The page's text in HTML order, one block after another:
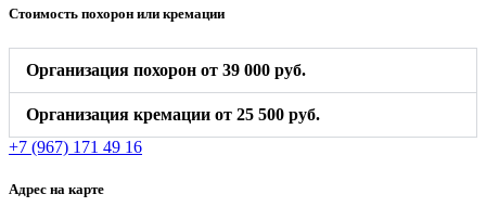
Стоимость похорон или кремации
Организация похорон от 39 000 руб.
Организация кремации от 25 500 руб.
+7 (967) 171 49 16
Адрес на карте